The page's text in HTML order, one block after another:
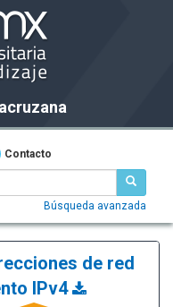
Contacto
Búsqueda avanzada
de red
IPv4